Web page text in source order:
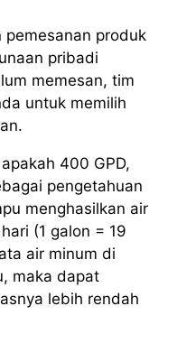
pemesanan produk
pribadi
memesan, tim
untuk memilih
400 GPD,
pengetahuan
menghasilkan air
(1 galon = 19
air minum di
maka dapat
lebih rendah